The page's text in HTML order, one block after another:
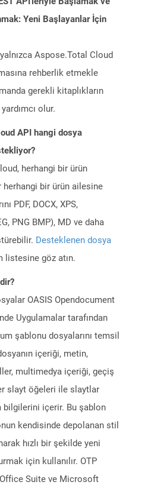
Yeni Başlayanlar İçin
yalnızca Aspose.Total Cloud
rehberlik etmekle
gerekli kitaplıkların
olur.
API hangi dosya
herhangi bir ürün
herhangi bir ürün ailesine
PDF, DOCX, XPS,
PNG BMP), MD ve daha
Desteklenen dosya
listesine göz atın.
OASIS Opendocument
Uygulamalar tarafından
şablonu dosyalarını temsil
içeriği, metin,
multimedya içeriği, geçiş
slayt öğeleri ile slaytlar
bilgilerini içerir. Bu şablon
kendisinde depolanan stil
hızlı bir şekilde yeni
için kullanılır. OTP
Suite ve Microsoft